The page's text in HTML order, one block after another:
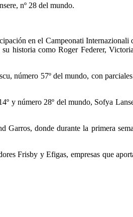
nº 28 del mundo.
en el Campeonati Internazionali
historia como Roger Federer,
número 57º del mundo, con
y número 28º del mundo, Sofya
donde durante la primera
Frisby y Efigas, empresas que